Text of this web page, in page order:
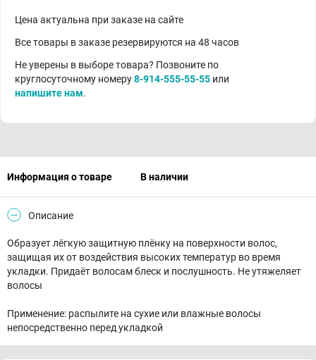
Цена актуальна при заказе на сайте
Все товары в заказе резервируются на 48 часов
Не уверены в выборе товара? Позвоните по
круглосуточному номеру8-914-555-55-55 или
напишите нам.
Информация о товаре В наличии
Описание
Образует лёгкую защитную плёнку на поверхности волос,
защищая их от воздействия высоких температур во время
укладки. Придаёт волосам блеск и послушность. Не утяжеляет
волосы
Применение: распылите на сухие или влажные волосы
непосредственно перед укладкой